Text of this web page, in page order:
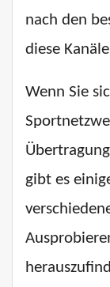
nach den
diese
Wenn Sie
gibt es